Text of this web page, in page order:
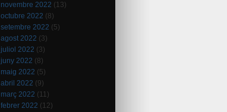
novembre 2022 (13)
octubre 2022 (8)
setembre 2022 (5)
agost 2022 (3)
juliol 2022 (3)
juny 2022 (8)
maig 2022 (5)
abril 2022 (9)
març 2022 (11)
febrer 2022 (12)